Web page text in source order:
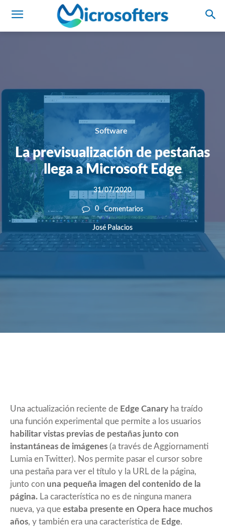
Software
La previsualización de pestañas
llega a Microsoft Edge
31/07/2020
0 Comentarios
José Palacios
Una actualización reciente de Edge Canary ha traído
una función experimental que permite a los usuarios
habilitar vistas previas de pestañas junto con
instantáneas de imágenes (a través deAggiornamenti
Lumia en Twitter). Nos permite pasar el cursor sobre
una pestaña para ver el título y la URL de la página,
junto con una pequeña imagen del contenido de la
página. La característica no es de ninguna manera
nueva, ya que estaba presente en Opera hace muchos
años, y también era una característica de Edge.